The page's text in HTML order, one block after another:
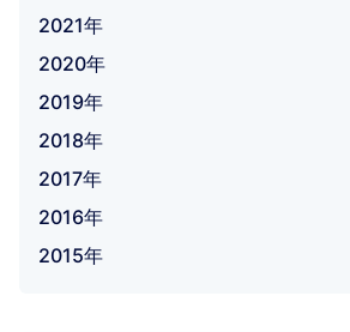
2021年
2020年
2019年
2018年
2017年
2016年
2015年